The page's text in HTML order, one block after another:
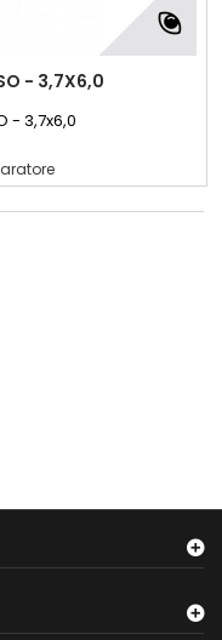
- 3,7X6,0
- 3,7x6,0